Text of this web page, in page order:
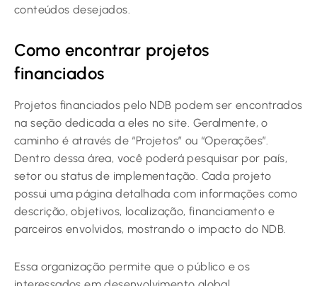
conteúdos desejados.
Como encontrar projetos
financiados
Projetos financiados pelo NDB podem ser encontrados
na seção dedicada a eles no site. Geralmente, o
caminho é através de “Projetos” ou “Operações”.
Dentro dessa área, você poderá pesquisar por país,
setor ou status de implementação. Cada projeto
possui uma página detalhada com informações como
descrição, objetivos, localização, financiamento e
parceiros envolvidos, mostrando o impacto do NDB.
Essa organização permite que o público e os